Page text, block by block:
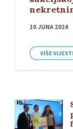
10 JUNA 2024
VIŠE VIJESTI